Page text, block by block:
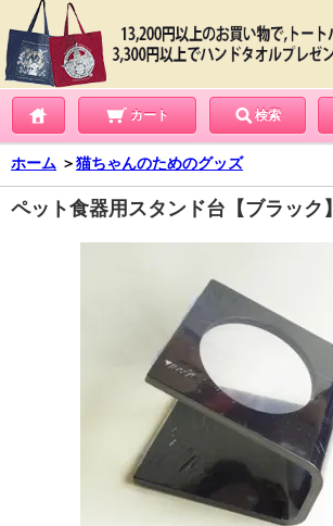
カート 検索
ホーム ＞猫ちゃんのためのグッズ
ペット食器用スタンド台【ブラック】